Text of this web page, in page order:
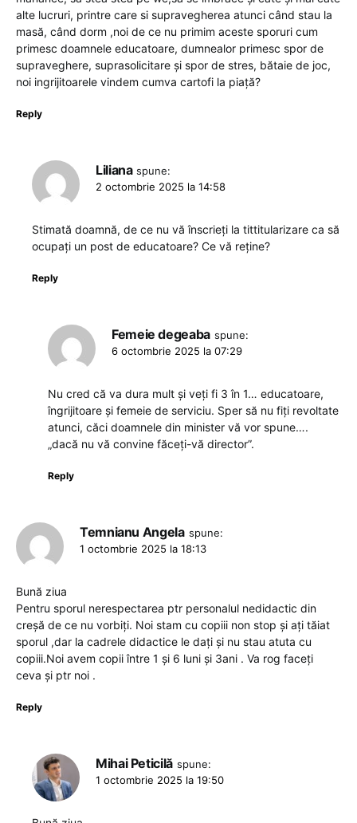
alte lucruri, printre care si supravegherea atunci când stau la
masă, când dorm ,noi de ce nu primim aceste sporuri cum
primesc doamnele educatoare, dumnealor primesc spor de
supraveghere, suprasolicitare și spor de stres, bătaie de joc,
noi ingrijitoarele vindem cumva cartofi la piață?
Reply
Liliana spune:
2 octombrie 2025 la 14:58
Stimată doamnă, de ce nu vă înscrieți la tittitularizare ca să
ocupați un post de educatoare? Ce vă reține?
Reply
Femeie degeaba spune:
6 octombrie 2025 la 07:29
Nu cred că va dura mult și veți fi 3 în 1… educatoare,
îngrijitoare și femeie de serviciu. Sper să nu fiți revoltate
atunci, căci doamnele din minister vă vor spune….
„dacă nu vă convine făceți-vă director”.
Reply
Temnianu Angela spune:
1 octombrie 2025 la 18:13
Bună ziua
Pentru sporul nerespectarea ptr personalul nedidactic din
creșă de ce nu vorbiți. Noi stam cu copiii non stop și ați tăiat
sporul ,dar la cadrele didactice le dați și nu stau atuta cu
copiii.Noi avem copii între 1 și 6 luni și 3ani . Va rog faceți
ceva și ptr noi .
Reply
Mihai Peticilă spune:
1 octombrie 2025 la 19:50